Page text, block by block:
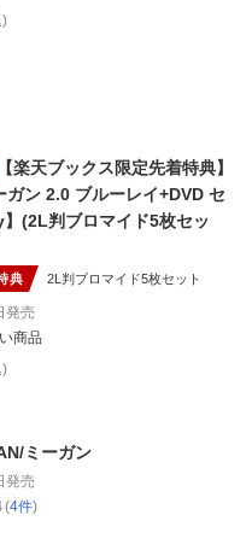
)
【楽天ブックス限定先着特典】
ガン 2.0 ブルーレイ+DVD セ
(2L判ブロマイド5枚セッ
典 2L判ブロマイド5枚セット
発売
商品
)
ミーガン
発売
(4件)